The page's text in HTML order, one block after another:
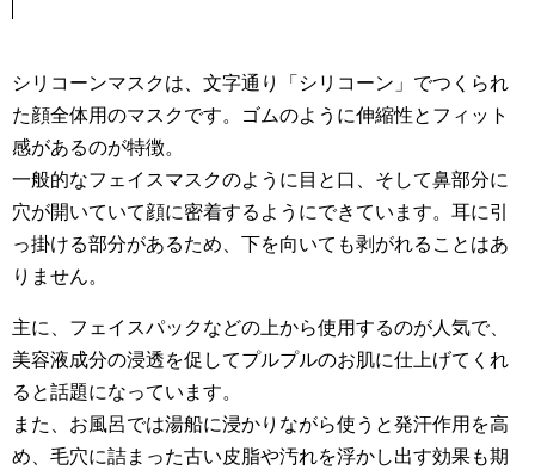
シリコーンマスクは、文字通り「シリコーン」でつくられ
た顔全体用のマスクです。ゴムのように伸縮性とフィット
感があるのが特徴。
一般的なフェイスマスクのように目と口、そして鼻部分に
穴が開いていて顔に密着するようにできています。耳に引
っ掛ける部分があるため、下を向いても剥がれることはあ
りません。
主に、フェイスパックなどの上から使用するのが人気で、
美容液成分の浸透を促してプルプルのお肌に仕上げてくれ
ると話題になっています。
また、お風呂では湯船に浸かりながら使うと発汗作用を高
め、毛穴に詰まった古い皮脂や汚れを浮かし出す効果も期